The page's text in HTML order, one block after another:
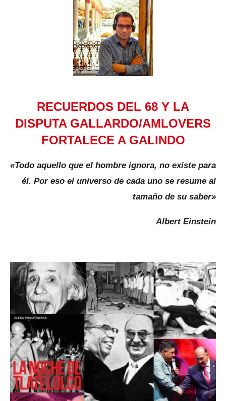
RECUERDOS DEL 68 Y LA
DISPUTA GALLARDO/AMLOVERS
FORTALECE A GALINDO
«Todo aquello que el hombre ignora, no existe para
él. Por eso el universo de cada uno se resume al
tamaño de su saber»
Albert Einstein